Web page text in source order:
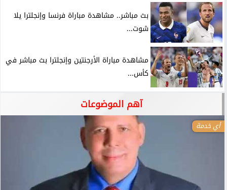
بث مباشر.. مشاهدة مباراة فرنسا وإنجلترا يلا
شوت...
مشاهدة مباراة الأرجنتين وإنجلترا بث مباشر في
كأس...
آهم الموضوعات
أي خدمة